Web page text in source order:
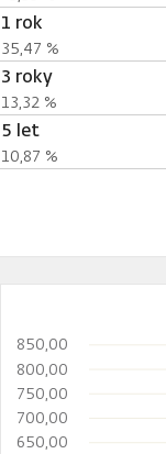
1 rok
35,47 %
3 roky
13,32 %
5 let
10,87 %
650,00
700,00
750,00
800,00
850,00